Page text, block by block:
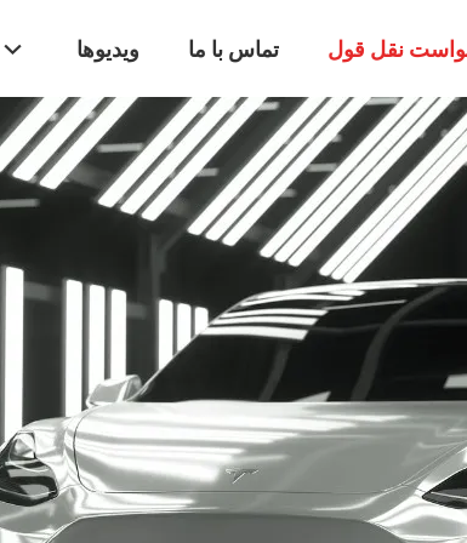
ویدیوها تماس با ما نقل قول